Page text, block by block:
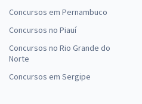
Concursos em Pernambuco
Concursos no Piauí
Concursos no Rio Grande do
Norte
Concursos em Sergipe